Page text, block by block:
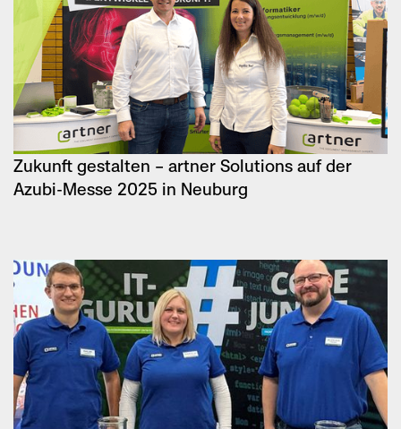
Zukunft gestalten – artner Solutions auf der
Azubi-Messe 2025 in Neuburg